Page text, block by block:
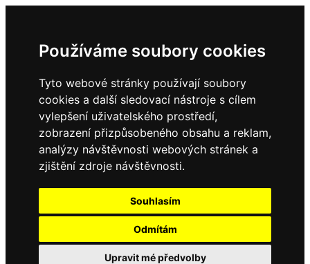
Používáme soubory cookies
Tyto webové stránky používají soubory
cookies a další sledovací nástroje s cílem
vylepšení uživatelského prostředí,
zobrazení přizpůsobeného obsahu a reklam,
analýzy návštěvnosti webových stránek a
zjištění zdroje návštěvnosti.
Souhlasím
Odmítám
Upravit mé předvolby